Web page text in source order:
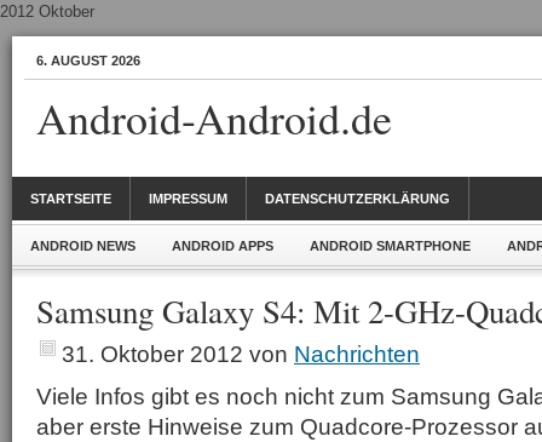
2012 Oktober
6. AUGUST 2026
Android-Android.de
STARTSEITE IMPRESSUM DATENSCHUTZERKLÄRUNG
ANDROID NEWS ANDROID APPS ANDROID SMARTPHONE
Samsung Galaxy S4: Mit 2-GHz-
31. Oktober 2012 von Nachrichten
Viele Infos gibt es noch nicht zum Samsung
aber erste Hinweise zum Quadcore-Prozessor